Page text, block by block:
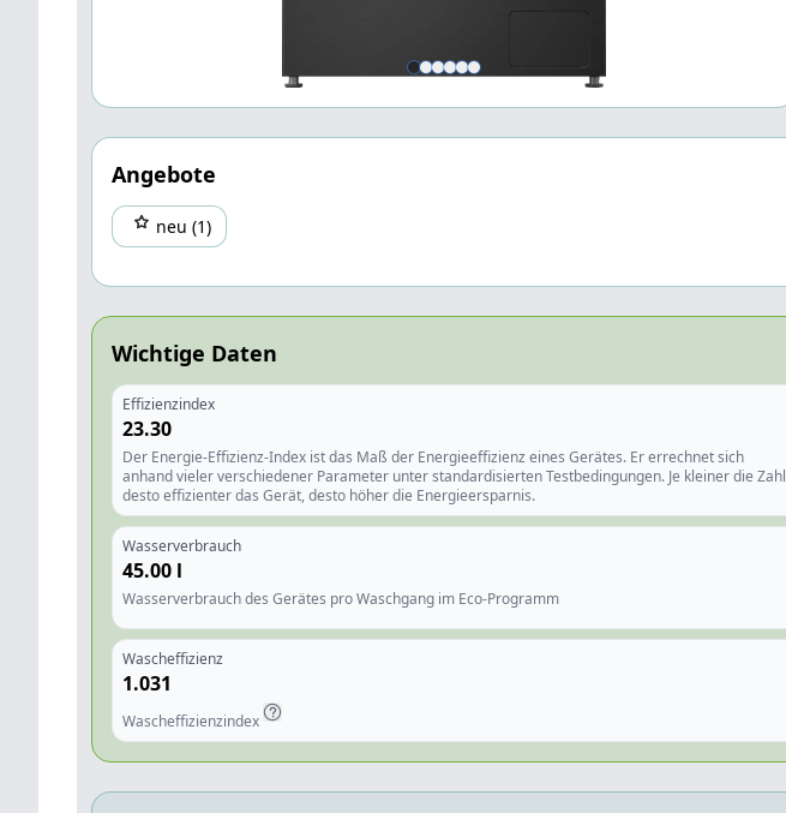
Angebote
neu (1)
Wichtige Daten
Effizienzindex
23.30
Der Energie-Effizienz-Index ist das Maß der Energieeffizienz eines Gerätes. Er errechnet sich
anhand vieler verschiedener Parameter unter standardisierten Testbedingungen. Je kleiner die Zahl
desto effizienter das Gerät, desto höher die Energieersparnis.
Wasserverbrauch
45.00 l
Wasserverbrauch des Gerätes pro Waschgang im Eco-Programm
Wascheffizienz
1.031
Wascheffizienzindex